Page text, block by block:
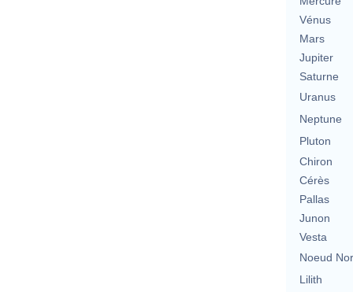
Vénus
Mars
Jupiter
Saturne
Uranus
Neptune
Pluton
Chiron
Cérès
Pallas
Junon
Vesta
Noeud
Lilith